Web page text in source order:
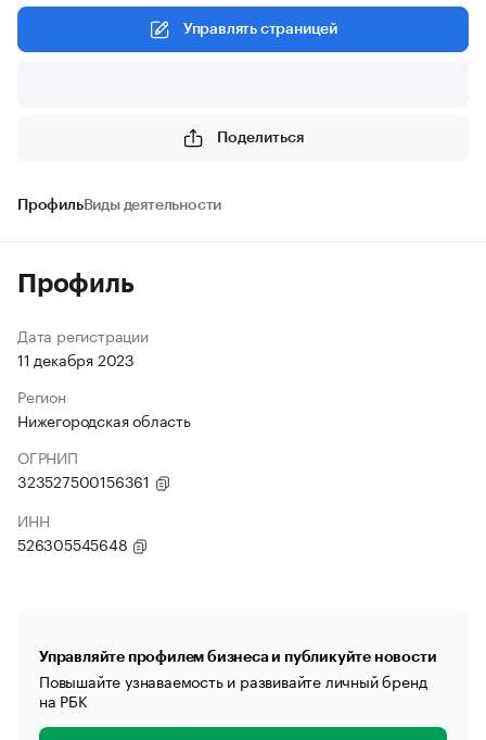
Управлять страницей
Поделиться
ПрофильВиды деятельности
Профиль
Дата регистрации
11 декабря 2023
Регион
Нижегородская область
ОГРНИП
323527500156361
ИНН
526305545648
Управляйте профилем бизнеса и публикуйте новости
Повышайте узнаваемость и развивайте личный бренд
на РБК